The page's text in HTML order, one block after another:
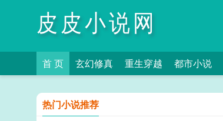
皮皮小说网
首 页 玄幻修真 重生穿越 都市小说
热门小说推荐